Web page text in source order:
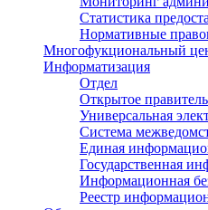
Статистика
Нормативные
Многофукциональный
Информатизация
Отдел
Открытое
Универсальная
Система
Единая
Государственная
Информационная
Реестр